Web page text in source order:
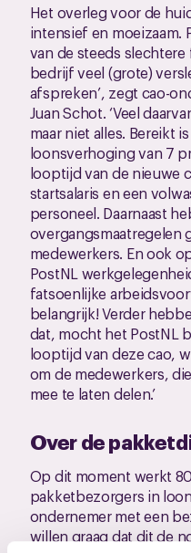
Het overleg voor de
intensief en moeizaam.
van de steeds
bedrijf veel (grote)
afspreken’, zegt cao-
Juan Schot. ‘Veel
maar niet alles. Bereikt
loonsverhoging van 7
looptijd van de nieuwe
startsalaris en een
personeel. Daarnaast
medewerkers. En ook
PostNL
fatsoenlijke
belangrijk! Verder
dat, mocht het PostNL
looptijd van deze cao,
om de medewerkers,
mee te laten delen.’
Over de
Op dit moment werkt
pakketbezorgers in
ondernemer met een
willen graag dat dit de